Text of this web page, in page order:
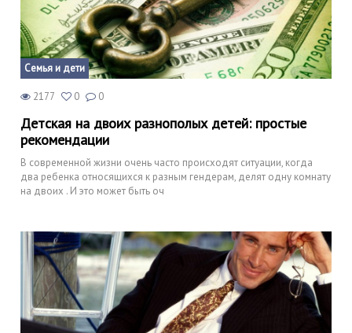
Семья и дети
2177 0 0
Детская на двоих разнополых детей: простые
рекомендации
В современной жизни очень часто происходят ситуации, когда
два ребенка относящихся к разным гендерам, делят одну комнату
на двоих . И это может быть оч